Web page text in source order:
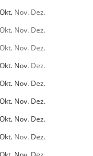
Okt. Nov. Dez.
Okt. Nov. Dez.
Okt. Nov. Dez.
Okt. Nov. Dez.
Okt. Nov. Dez.
Okt. Nov. Dez.
Okt. Nov. Dez.
Okt. Nov. Dez.